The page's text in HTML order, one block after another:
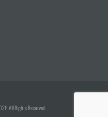
All Rights Reserved